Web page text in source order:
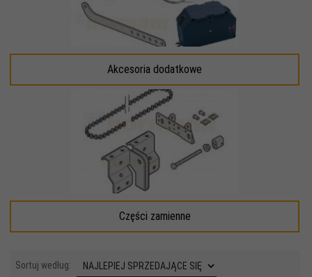
Akcesoria dodatkowe
Części zamienne
Sortuj według: sort